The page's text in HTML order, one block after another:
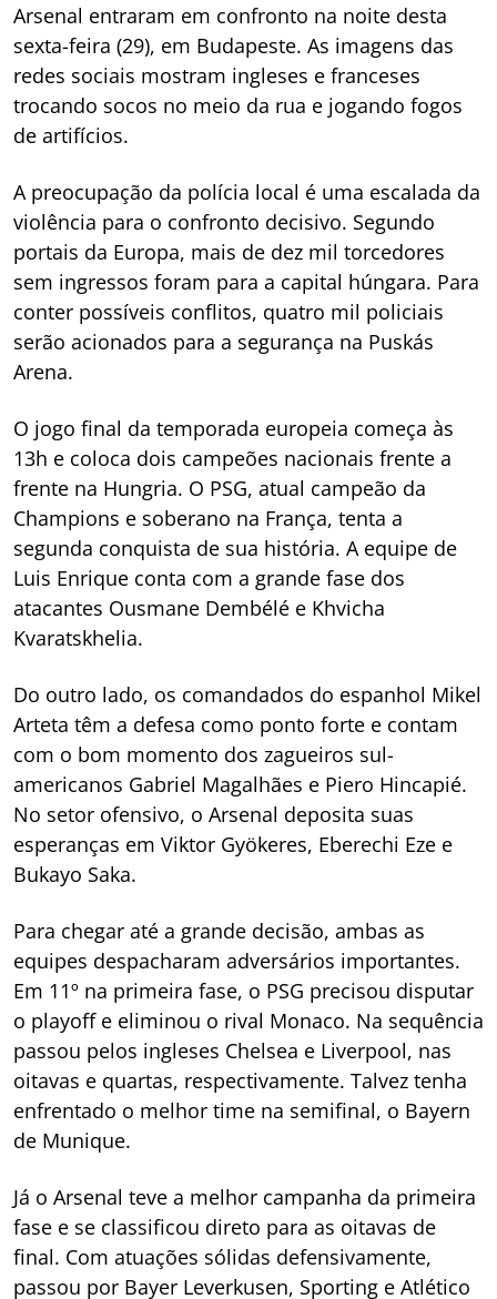
Arsenal entraram em confronto na noite desta
sexta-feira (29), em Budapeste. As imagens das
redes sociais mostram ingleses e franceses
trocando socos no meio da rua e jogando fogos
de artifícios.
A preocupação da polícia local é uma escalada da
violência para o confronto decisivo. Segundo
portais da Europa, mais de dez mil torcedores
sem ingressos foram para a capital húngara. Para
conter possíveis conflitos, quatro mil policiais
serão acionados para a segurança na Puskás
Arena.
O jogo final da temporada europeia começa às
13h e coloca dois campeões nacionais frente a
frente na Hungria. O PSG, atual campeão da
Champions e soberano na França, tenta a
segunda conquista de sua história. A equipe de
Luis Enrique conta com a grande fase dos
atacantes Ousmane Dembélé e Khvicha
Kvaratskhelia.
Do outro lado, os comandados do espanhol Mikel
Arteta têm a defesa como ponto forte e contam
com o bom momento dos zagueiros sul-
americanos Gabriel Magalhães e Piero Hincapié.
No setor ofensivo, o Arsenal deposita suas
esperanças em Viktor Gyökeres, Eberechi Eze e
Bukayo Saka.
Para chegar até a grande decisão, ambas as
equipes despacharam adversários importantes.
Em 11º na primeira fase, o PSG precisou disputar
o playoff e eliminou o rival Monaco. Na sequência
passou pelos ingleses Chelsea e Liverpool, nas
oitavas e quartas, respectivamente. Talvez tenha
enfrentado o melhor time na semifinal, o Bayern
de Munique.
Já o Arsenal teve a melhor campanha da primeira
fase e se classificou direto para as oitavas de
final. Com atuações sólidas defensivamente,
passou por Bayer Leverkusen, Sporting e Atlético